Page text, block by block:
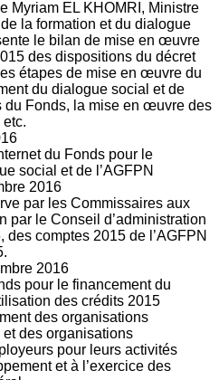
Myriam EL KHOMRI, Ministre
la formation et du dialogue
le bilan de mise en œuvre
des dispositions du décret
étapes de mise en œuvre du
du dialogue social et de
du Fonds, la mise en œuvre des
du Fonds pour le
social et de l’AGFPN
2016
par les Commissaires aux
par le Conseil d’administration
des comptes 2015 de l’AGFPN
2016
pour le financement du
des crédits 2015
des organisations
des organisations
pour leurs activités
et à l’exercice des